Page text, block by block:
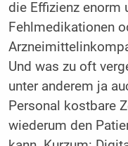
die Effizienz enorm
Fehlmedikationen
Und was zu oft
unter anderem ja
Personal kostbare
wiederum den